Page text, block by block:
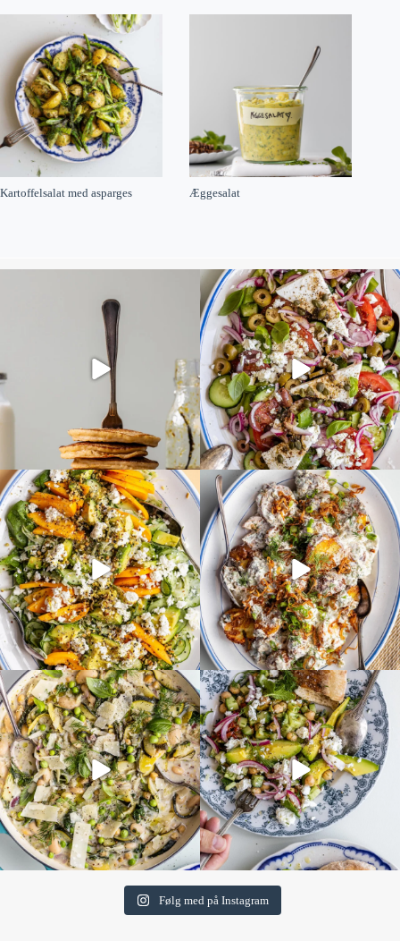
Kartoffelsalat med asparges Æggesalat
Følg med på Instagram